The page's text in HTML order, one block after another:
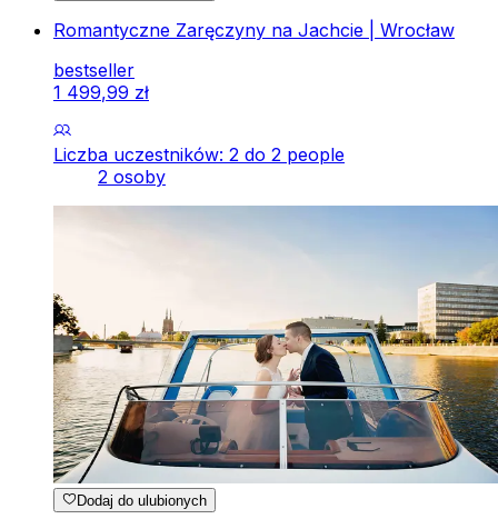
Romantyczne Zaręczyny na Jachcie | Wrocław
bestseller
1 499,99 zł
Liczba uczestników: 2 do 2 people
2 osoby
Dodaj do ulubionych